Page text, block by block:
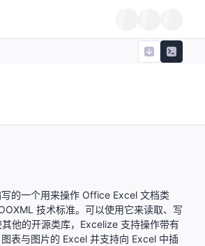
的一个用来操作 Office Excel 文档类
技术标准。可以使用它来读取、写
其他的开源类库，Excelize 支持操作带有
表与图片的 Excel 并支持向 Excel 中插